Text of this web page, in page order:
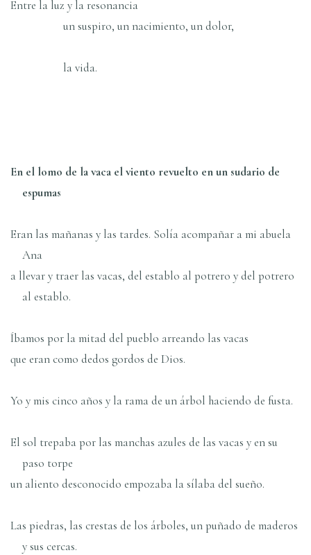
Entre la luz y la resonancia
un suspiro, un nacimiento, un dolor,
la vida.
En el lomo de la vaca el viento revuelto en un sudario de
espumas
Eran las mañanas y las tardes. Solía acompañar a mi abuela
Ana
a llevar y traer las vacas, del establo al potrero y del potrero
al establo.
Íbamos por la mitad del pueblo arreando las vacas
que eran como dedos gordos de Dios.
Yo y mis cinco años y la rama de un árbol haciendo de fusta.
El sol trepaba por las manchas azules de las vacas y en su
paso torpe
un aliento desconocido empozaba la sílaba del sueño.
Las piedras, las crestas de los árboles, un puñado de maderos
y sus cercas.